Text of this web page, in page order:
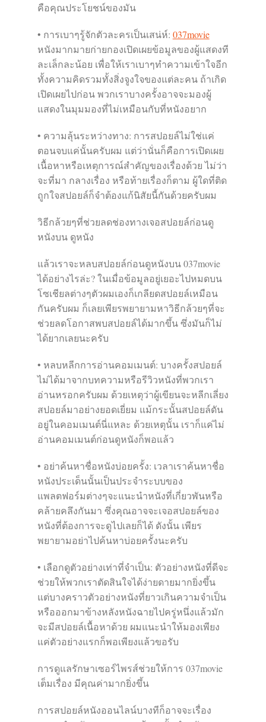
คือคุณประโยชน์ของมัน
• การเบาๆรู้จักตัวละครเป็นเสน่ห์: 037movie
หนังมากมายก่ายกองเปิดเผยข้อมูลของผู้แสดงที
ละเล็กละน้อย เพื่อให้เราเบาๆทำความเข้าใจอีก
ทั้งความคิดรวมทั้งสิ่งจูงใจของแต่ละคน ถ้าเกิด
เปิดเผยไปก่อน พวกเราบางครั้งอาจจะมองผู้
แสดงในมุมมองที่ไม่เหมือนกับที่หนังอยาก
• ความลุ้นระหว่างทาง: การสปอยล์ไม่ใช่แค่
ตอนจบแค่นั้นครับผม แต่ว่านั่นก็คือการเปิดเผย
เนื้อหาหรือเหตุการณ์สำคัญของเรื่องด้วย ไม่ว่า
จะที่มา กลางเรื่อง หรือท้ายเรื่องก็ตาม ผู้ใดที่ติด
ถูกใจสปอยล์ก็จำต้องแก้นิสัยนี้กันด้วยครับผม
วิธีกล้วยๆที่ช่วยลดช่องทางเจอสปอยล์ก่อนดู
หนังบน ดูหนัง
แล้วเราจะหลบสปอยล์ก่อนดูหนังบน 037movie
ได้อย่างไรล่ะ? ในเมื่อข้อมูลอยู่เยอะไปหมดบน
โซเชียลต่างๆตัวผมเองก็เกลียดสปอยล์เหมือน
กันครับผม ก็เลยเพียรพยายามหาวิธีกล้วยๆที่จะ
ช่วยลดโอกาสพบสปอยล์ได้มากขึ้น ซึ่งมันก็ไม่
ได้ยากเลยนะครับ
• หลบหลีกการอ่านคอมเมนต์: บางครั้งสปอยล์
ไม่ได้มาจากบทความหรือรีวิวหนังที่พวกเรา
อ่านหรอกครับผม ด้วยเหตุว่าผู้เขียนจะหลีกเลี่ยง
สปอยล์มาอย่างยอดเยี่ยม แม้กระนั้นสปอยล์ดัน
อยู่ในคอมเมนต์นี่แหละ ด้วยเหตุนั้น เราก็แค่ไม่
อ่านคอมเมนต์ก่อนดูหนังก็พอแล้ว
• อย่าค้นหาชื่อหนังบ่อยครั้ง: เวลาเราค้นหาชื่อ
หนังประเด็นนั้นเป็นประจำระบบของ
แพลตฟอร์มต่างๆจะแนะนำหนังที่เกี่ยวพันหรือ
คล้ายคลึงกันมา ซึ่งคุณอาจจะเจอสปอยล์ของ
หนังที่ต้องการจะดูไปเลยก็ได้ ดังนั้น เพียร
พยายามอย่าไปค้นหาบ่อยครั้งนะครับ
• เลือกดูตัวอย่างเท่าที่จำเป็น: ตัวอย่างหนังที่ดีจะ
ช่วยให้พวกเราตัดสินใจได้ง่ายดายมากยิ่งขึ้น
แต่บางคราวตัวอย่างหนังที่ยาวเกินความจำเป็น
หรือออกมาข้างหลังหนังฉายไปครู่หนึ่งแล้วมัก
จะมีสปอยล์เนื้อหาด้วย ผมแนะนำให้มองเพียง
แค่ตัวอย่างแรกก็พอเพียงแล้วขอรับ
การดูแลรักษาเซอร์ไพรส์ช่วยให้การ 037movie
เต็มเรื่อง มีคุณค่ามากยิ่งขึ้น
การสปอยล์หนังออนไลน์บางทีก็อาจจะเรื่อง